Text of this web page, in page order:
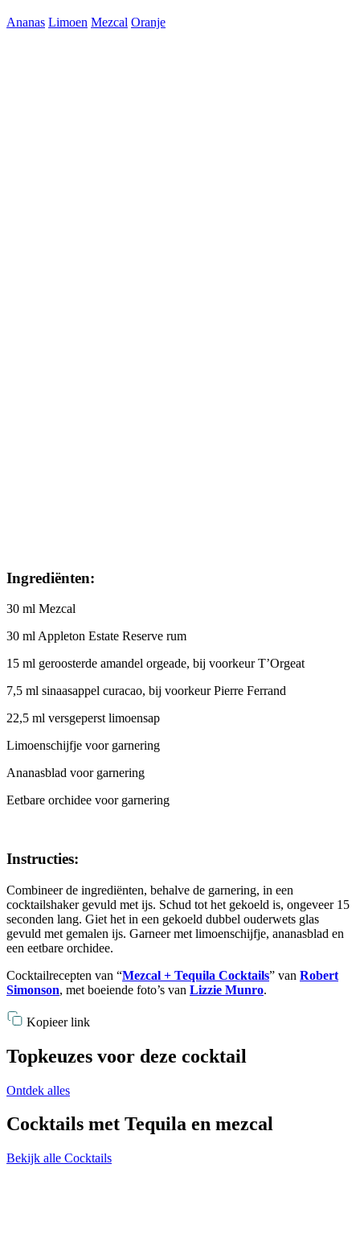
Ananas Limoen Mezcal Oranje
Ingrediënten:
30 ml Mezcal
30 ml Appleton Estate Reserve rum
15 ml geroosterde amandel orgeade, bij voorkeur T’Orgeat
7,5 ml sinaasappel curacao, bij voorkeur Pierre Ferrand
22,5 ml versgeperst limoensap
Limoenschijfje voor garnering
Ananasblad voor garnering
Eetbare orchidee voor garnering
Instructies:
Combineer de ingrediënten, behalve de garnering, in een
cocktailshaker gevuld met ijs. Schud tot het gekoeld is, ongeveer 15
seconden lang. Giet het in een gekoeld dubbel ouderwets glas
gevuld met gemalen ijs. Garneer met limoenschijfje, ananasblad en
een eetbare orchidee.
Cocktailrecepten van “Mezcal + Tequila Cocktails” van Robert
Simonson, met boeiende foto’s van Lizzie Munro.
Kopieer link
Topkeuzes voor deze cocktail
Ontdek alles
Cocktails met Tequila en mezcal
Bekijk alle Cocktails